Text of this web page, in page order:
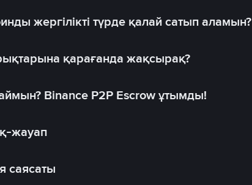
жергілікті түрде қалай сатып аламын?
қарағанда жақсырақ?
Binance P2P Escrow ұтымды!
жауап
саясаты